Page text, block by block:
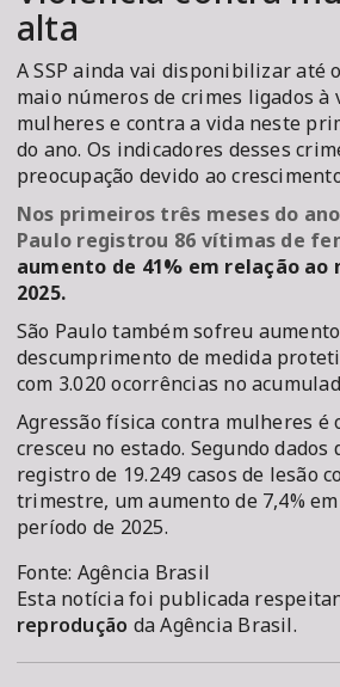
alta
A SSP ainda vai disponibilizar até
maio números de crimes ligados
mulheres e contra a vida neste
do ano. Os indicadores desses
preocupação devido ao
Nos primeiros três meses do
Paulo registrou 86 vítimas de
aumento de 41% em relação ao
2025.
São Paulo também sofreu
descumprimento de medida
com 3.020 ocorrências no
Agressão física contra mulheres é
cresceu no estado. Segundo dados
registro de 19.249 casos de lesão
trimestre, um aumento de 7,4%
período de 2025.
Fonte: Agência Brasil
Esta notícia foi publicada
reprodução da Agência Brasil.